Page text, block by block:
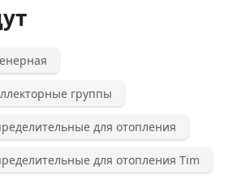
группы
для отопления
для отопления Tim